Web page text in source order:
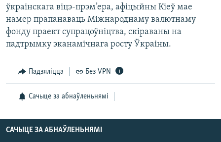
ўкраінскага віцэ-прэм’ера, афіцыйны Кіеў мае
намер прапанаваць Міжнароднаму валютнаму
фонду праект супрацоўніцтва, скіраваны на
падтрымку эканамічнага росту Ўкраіны.
Падзяліцца Без VPN
Сачыце за абнаўленьнямі
САЧЫЦЕ ЗА АБНАЎЛЕНЬНЯМІ